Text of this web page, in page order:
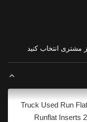
انتخاب کنید
Truck Used
Runflat